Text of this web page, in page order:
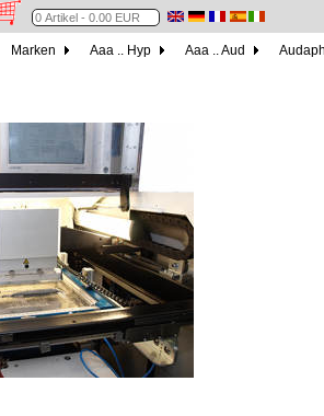
Marken Aaa .. Hyp Aaa .. Aud